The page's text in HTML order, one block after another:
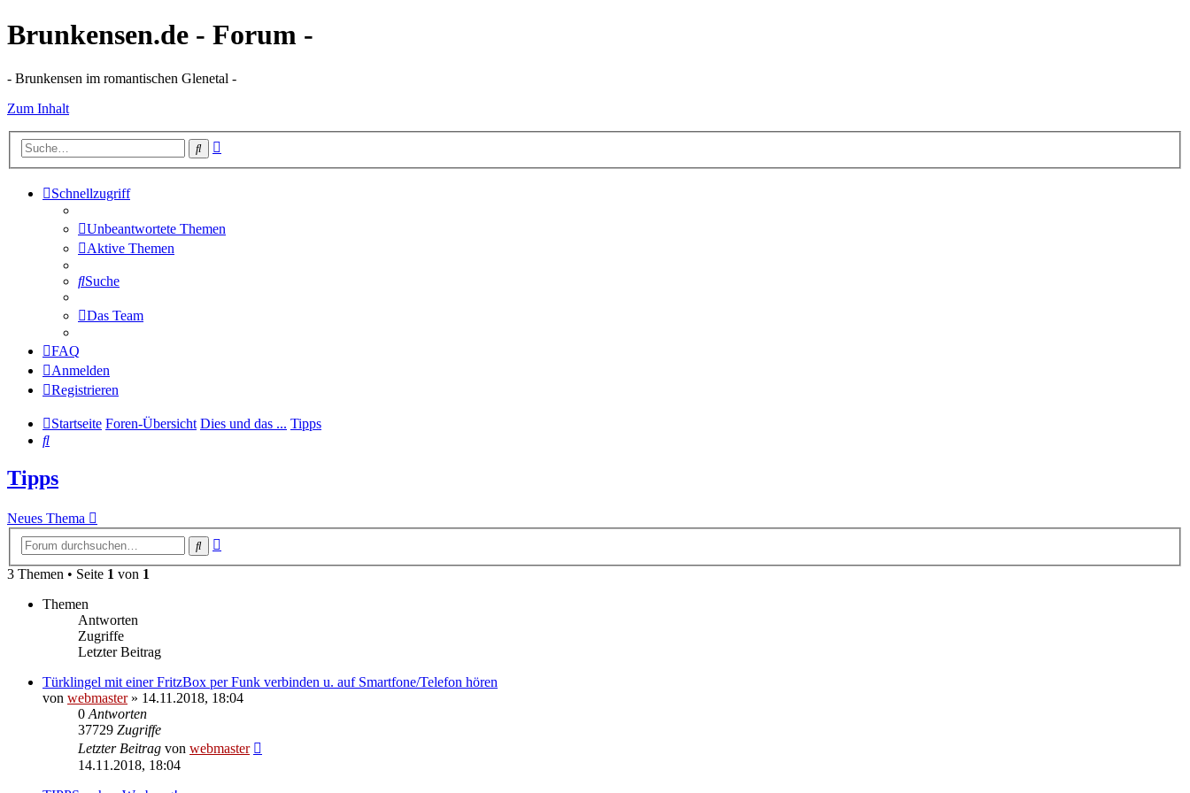
Brunkensen.de - Forum -
- Brunkensen im romantischen Glenetal -
Zum Inhalt
Suche
Schnellzugriff
Unbeantwortete Themen
Aktive Themen
Suche
Das Team
FAQ
Anmelden
Registrieren
Startseite Foren-Übersicht Dies und das ... Tipps
Suche
Tipps
Neues Thema
Suche
3 Themen • Seite 1 von 1
Themen
Antworten
Zugriffe
Letzter Beitrag
Türklingel mit einer FritzBox per Funk verbinden u. auf Smartfone/Telefon hören
von webmaster» 14.11.2018, 18:04
0 Antworten
37729 Zugriffe
Letzter Beitrag von webmaster
14.11.2018, 18:04